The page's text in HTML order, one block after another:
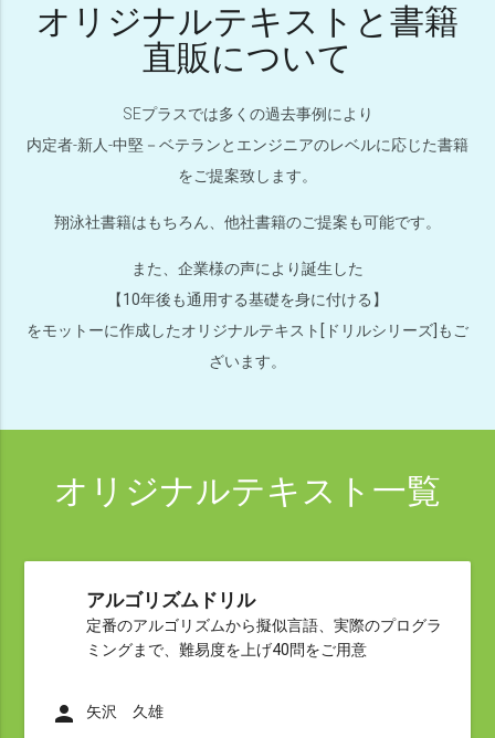
オリジナルテキストと書籍
直販について
SEプラスでは多くの過去事例により
内定者-新人-中堅－ベテランとエンジニアのレベルに応じた書籍
をご提案致します。
翔泳社書籍はもちろん、他社書籍のご提案も可能です。
また、企業様の声により誕生した
【10年後も通用する基礎を身に付ける】
をモットーに作成したオリジナルテキスト[ドリルシリーズ]もご
ざいます。
オリジナルテキスト一覧
アルゴリズムドリル
定番のアルゴリズムから擬似言語、実際のプログラ
ミングまで、難易度を上げ40問をご用意
person 矢沢 久雄